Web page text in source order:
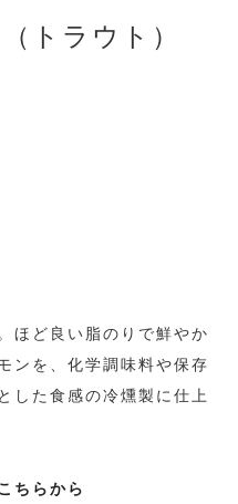
トラウト）
ほど良い脂のりで鮮やか
ンを、化学調味料や保存
した食感の冷燻製に仕上
ちらから